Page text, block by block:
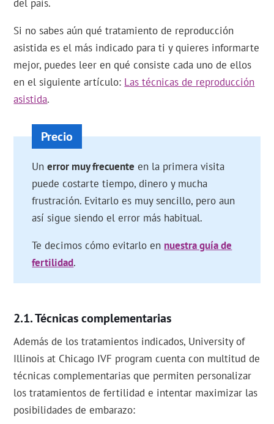
del país.
Si no sabes aún qué tratamiento de reproducción
asistida es el más indicado para ti y quieres informarte
mejor, puedes leer en qué consiste cada uno de ellos
en el siguiente artículo: Las técnicas de reproducción
asistida.
Unerror muy frecuente en la primera visita
puede costarte tiempo, dinero y mucha
frustración. Evitarlo es muy sencillo, pero aun
así sigue siendo el error más habitual.
Te decimos cómo evitarlo en nuestra guía de
fertilidad.
Técnicas complementarias
Además de los tratamientos indicados, University of
Illinois at Chicago IVF program cuenta con multitud de
técnicas complementarias que permiten personalizar
los tratamientos de fertilidad e intentar maximizar las
posibilidades de embarazo: